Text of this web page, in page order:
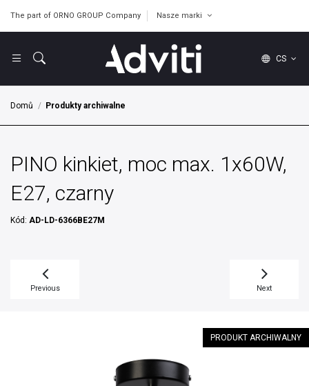
The part of ORNO GROUP Company Nasze marki
CS
Domů Produkty archiwalne
PINO kinkiet, moc max. 1x60W,
E27, czarny
Kód: AD-LD-6366BE27M
Previous Next
PRODUKT ARCHIWALNY